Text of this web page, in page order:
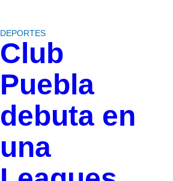
DEPORTES
Club
Puebla
debuta en
una